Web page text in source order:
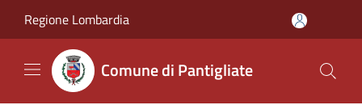
Regione Lombardia
Comune di Pantigliate